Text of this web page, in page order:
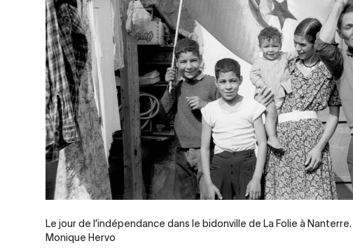
Le jour de l’indépendance dans le bidonville de La Folie à
Monique Hervo